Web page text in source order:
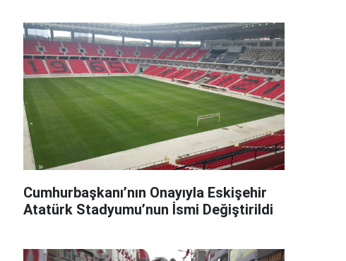
Cumhurbaşkanı’nın Onayıyla Eskişehir
Atatürk Stadyumu’nun İsmi Değiştirildi